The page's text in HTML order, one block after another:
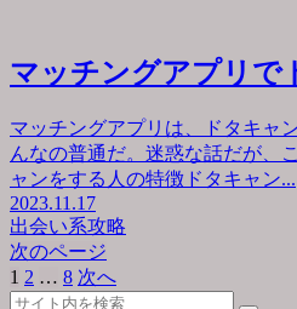
マッチングアプリで
マッチングアプリは、ドタキャ
んなの普通だ。迷惑な話だが、
ャンをする人の特徴ドタキャン...
2023.11.17
出会い系攻略
次のページ
1 2 … 8 次へ